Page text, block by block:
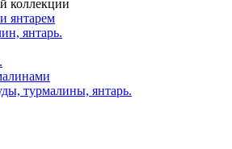
коллекции
янтарем
янтарь.
турмалины, янтарь.